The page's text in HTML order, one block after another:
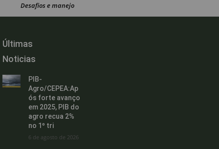
Desafios e manejo
Últimas
Noticias
PIB-
Agro/CEPEA:Ap
ós forte avanço
em 2025, PIB do
agro recua 2%
no 1º tri
6 de agosto de 2026